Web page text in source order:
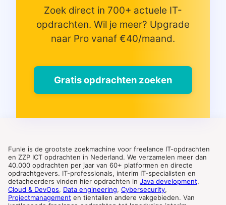
Zoek direct in 700+ actuele IT-
opdrachten. Wil je meer? Upgrade
naar Pro vanaf €40/maand.
Gratis opdrachten zoeken
Funle is de grootste zoekmachine voor freelance IT-opdrachten
en ZZP ICT opdrachten in Nederland. We verzamelen meer dan
40.000 opdrachten per jaar van 60+ platformen en directe
opdrachtgevers. IT-professionals, interim IT-specialisten en
detacheerders vinden hier opdrachten in Java development,
Cloud & DevOps, Data engineering, Cybersecurity,
Projectmanagement en tientallen andere vakgebieden. Van